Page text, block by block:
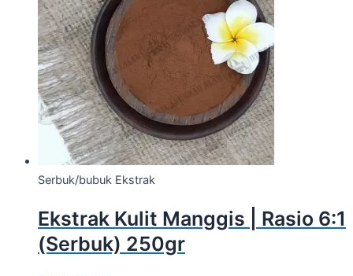
Serbuk/bubuk Ekstrak
Ekstrak Kulit Manggis | Rasio 6:1
(Serbuk) 250gr